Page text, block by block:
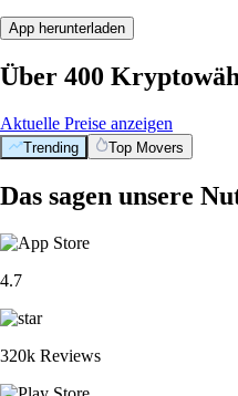
App herunterladen
Über 400
Aktuelle Preise anzeigen
Trending Top Movers
Das sagen unsere
4.7
320k Reviews